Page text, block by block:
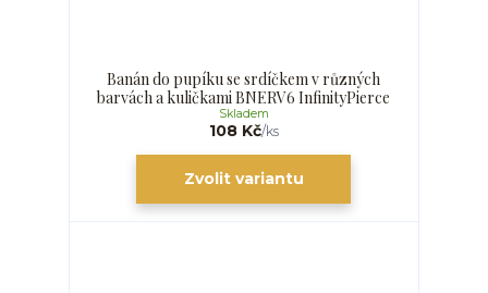
Banán do pupíku se srdíčkem v různých
barvách a kuličkami BNERV6 InfinityPierce
108 Kč/ks
Skladem
Zvolit variantu